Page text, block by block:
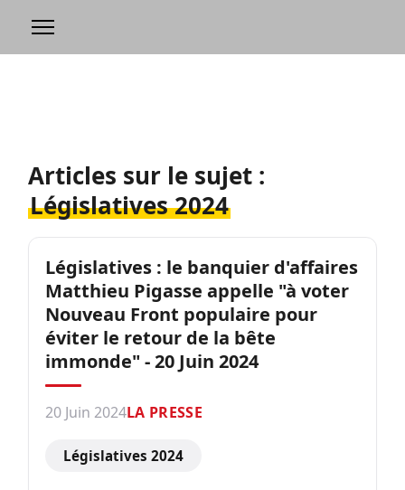
Articles sur le sujet :
Législatives 2024
Législatives : le banquier d'affaires
Matthieu Pigasse appelle "à voter
Nouveau Front populaire pour
éviter le retour de la bête
immonde" - 20 Juin 2024
20 Juin 2024LA PRESSE
Législatives 2024